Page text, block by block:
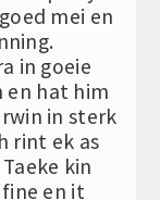
mei en
in goeie
en hat him
in sterk
rint ek as
kin
en it